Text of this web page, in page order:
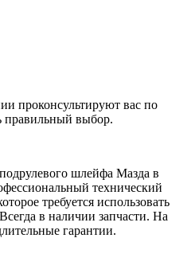
проконсультируют вас по
правильный выбор.
шлейфа Мазда в
технический
требуется использовать
в наличии запчасти. На
гарантии.